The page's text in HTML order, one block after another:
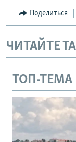
Поделиться
ЧИТАЙТЕ
ТОП-ТЕМА